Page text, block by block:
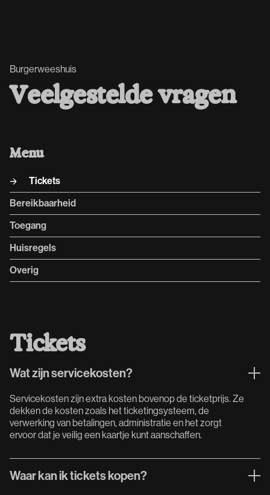
Burgerweeshuis
Veelgestelde vragen
Menu
Tickets
Bereikbaarheid
Toegang
Huisregels
Overig
Tickets
Wat zijn servicekosten?
Servicekosten zijn extra kosten bovenop de ticketprijs. Ze
dekken de kosten zoals het ticketingsysteem, de
verwerking van betalingen, administratie en het zorgt
ervoor dat je veilig een kaartje kunt aanschaffen.
Waar kan ik tickets kopen?